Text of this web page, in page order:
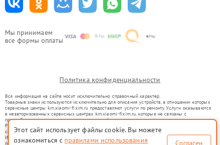
Мы принимаем
все формы оплаты
Политика конфиденциальности
Вся информация на сайте носит исключительно справочный характер.
Товарные знаки используются исключительно для описания устройств, в отношении которых
сервисные центры krn.xiaomi-fixim.ru предоставляют услуги по ремонту. Услуги оказываются
в неавторизованных сервисных центрах krn.xiaomi-fixim.ru, которые не связаны с
правообладателями товарных знаков или их официальными представителями.
Ремонт осуществляется для устройств, уже введенных в гражданский оборот в соответствии
со статьей 1487 ГК РФ.
Использование товарных знаков не преследует цели индивидуализации услуг или введения
потребителей в заблуждение, а служит для информирования о предоставляемых услугах по
Этот сайт использует файлы cookie. Вы можете
ознакомиться с правилами использования Согласен